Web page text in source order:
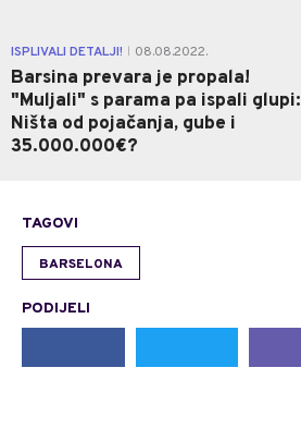
ISPLIVALI DETALJI! 08.08.2022.
Barsina prevara je propala!
"Muljali" s parama pa ispali glupi:
Ništa od pojačanja, gube i
35.000.000€?
TAGOVI
BARSELONA
PODIJELI